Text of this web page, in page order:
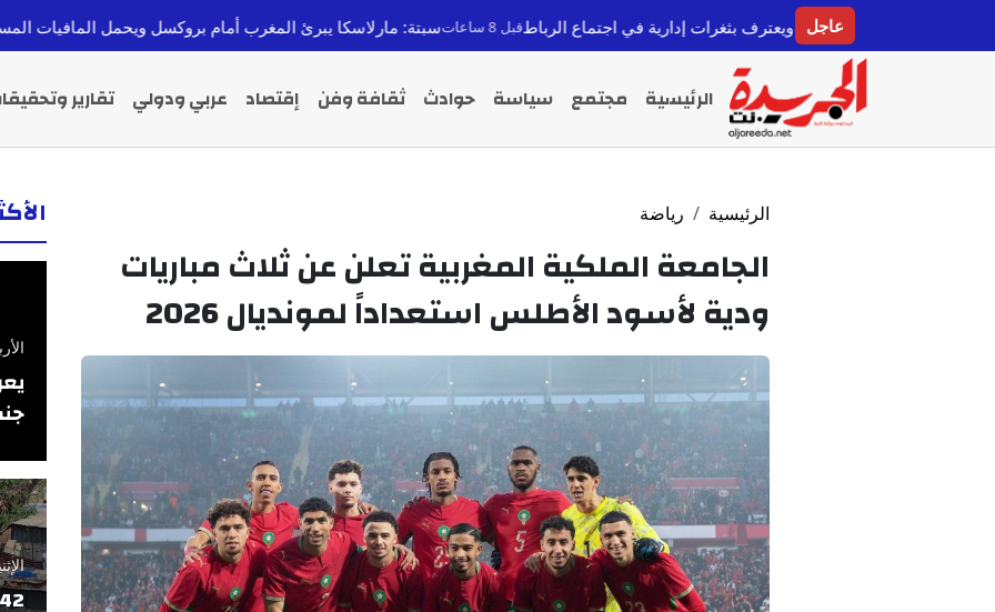
عاجل
لإنفانتينو ويعترف بثغرات إدارية في اجتماع الرباطقبل 8 ساعات سبتة: مارلاسكا يبرئ المغرب أمام بروكسل ويحمل المافيات المسؤوليةقبل 9 ساعات
الرئيسية مجتمع سياسة حوادث ثقافة وفن إقتصاد عربي ودولي تقارير
الرئيسية رياضة
الجامعة الملكية المغربية تعلن عن ثلاث مباريات
ودية لأسود الأطلس استعداداً لمونديال 2026
الأربعاء 26
الإثنين 17